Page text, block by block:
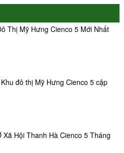
Thị Mỹ Hưng Cienco 5 Mới Nhất
đô thị Mỹ Hưng Cienco 5 cập
Xã Hội Thanh Hà Cienco 5 Tháng